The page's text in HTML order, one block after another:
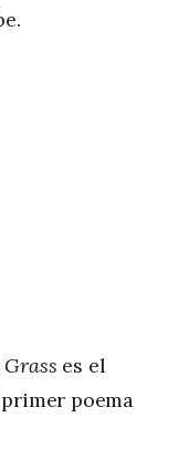
es el
poema